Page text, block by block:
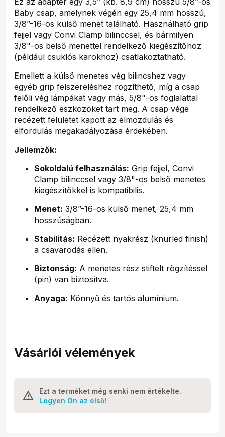
Baby csap, amelynek végén egy 25,4 mm hosszú,
3/8”-16-os külső menet található. Használható grip
fejjel vagy Convi Clamp bilinccsel, és bármilyen
3/8"-os belső menettel rendelkező kiegészítőhöz
(például csuklós karokhoz) csatlakoztatható.
Emellett a külső menetes vég bilincshez vagy
egyéb grip felszereléshez rögzíthető, míg a csap
felőli vég lámpákat vagy más, 5/8"-os foglalattal
rendelkező eszközöket tart meg. A csap vége
recézett felületet kapott az elmozdulás és
elfordulás megakadályozása érdekében.
Jellemzők:
Sokoldalú felhasználás: Grip fejjel, Convi
Clamp bilinccsel vagy 3/8"-os belső menetes
kiegészítőkkel is kompatibilis.
Menet: 3/8”-16-os külső menet, 25,4 mm
hosszúságban.
Stabilitás: Recézett nyakrész (knurled finish)
a csavarodás ellen.
Biztonság: A menetes rész stiftelt rögzítéssel
(pin) van biztosítva.
Anyaga: Könnyű és tartós alumínium.
Vásárlói vélemények
Ezt a terméket még senki nem értékelte.
Legyen Ön az első!